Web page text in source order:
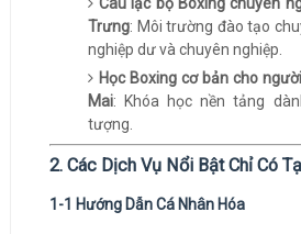
Trưng: Môi trường đào tạo
nghiệp dư và chuyên nghiệp.
Học Boxing cơ bản cho
Mai: Khóa học nền tảng
tượng.
2. Các Dịch Vụ Nổi Bật Chỉ Có
1-1 Hướng Dẫn Cá Nhân Hóa